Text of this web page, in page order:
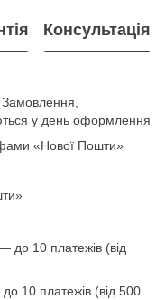
Консультація
у день оформлення
«Нової Пошти»
до 10 платежів (від
10 платежів (від 500